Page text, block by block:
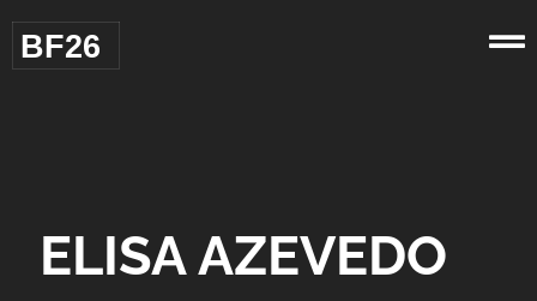
BF26
ELISA AZEVEDO